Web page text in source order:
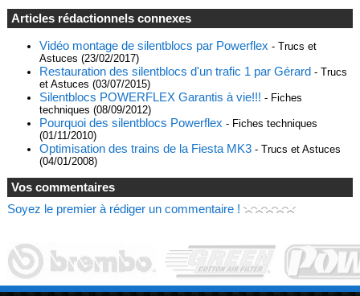
Articles rédactionnels connexes
Vidéo montage de silentblocs par Powerflex - Trucs et
Astuces (23/02/2017)
Restauration des silentblocs d'un trafic 1 par Gérard - Trucs
et Astuces (03/07/2015)
Silentblocs POWERFLEX Garantis à vie!!! - Fiches
techniques (08/09/2012)
Pourquoi des silentblocs Powerflex - Fiches techniques
(01/11/2010)
Optimisation des trains de la Fiesta MK3- Trucs et Astuces
(04/01/2008)
Vos commentaires
Soyez le premier à rédiger un commentaire !